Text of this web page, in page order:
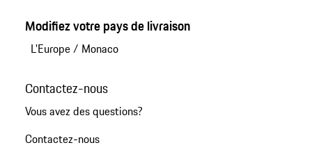
Modifiez votre pays de livraison
L'Europe/ Monaco
Contactez-nous
Vous avez des questions?
Contactez-nous